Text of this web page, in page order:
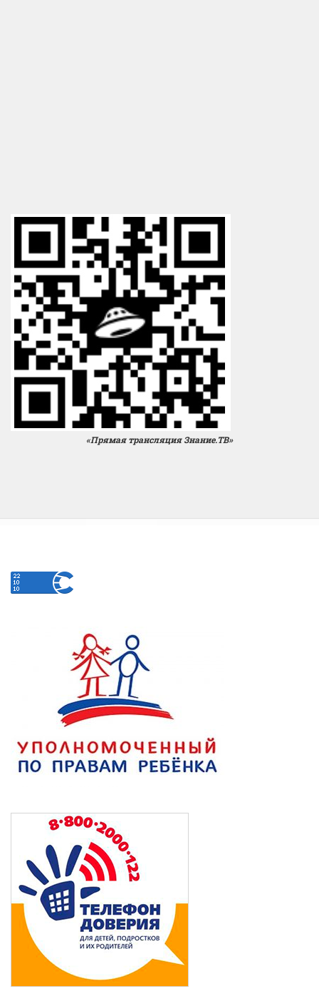
«Прямая трансляция Знание.ТВ»